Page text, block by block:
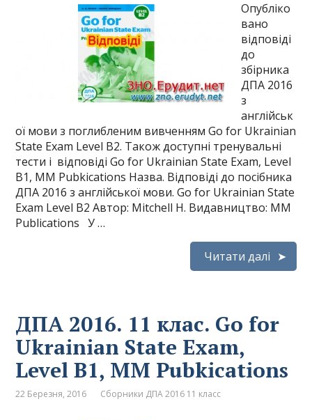
Опубліко
вано
відповіді
до
збірника
ДПА 2016
з
англійськ
ої мови з поглибленим вивченням Go for Ukrainian
State Exam Level B2. Також доступні тренувальні
тести і відповіді Go for Ukrainian State Exam, Level
B1, MM Pubkications Назва. Відповіді до посібника
ДПА 2016 з англійської мови. Go for Ukrainian State
Exam Level B2 Автор: Mitchell H. Видавництво: MM
Publications У …
Читати далі
ДПА 2016. 11 клас. Go for
Ukrainian State Exam,
Level B1, MM Pubkications
22 Березня, 2016 Сборники ДПА 2016 11 класс